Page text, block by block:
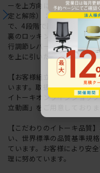
ーを上方向に持ち上げる。
定と解除）：座面高さ調節
で、4段階で調節できます。
裏のロッキング調節ノブを
行調節レバー：座面中央に
を上に引いたまま座面を前
【お客様組立品】組み立て
います。取扱説明書内の組
イトーキオンラインショッ
立動画」をご用意しておりま
【こだわりのイトーキ品質
い、世界標準の品質基準規
ています。お客様により安
理に努めています。